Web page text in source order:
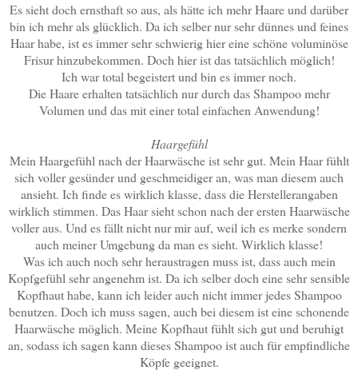
Es sieht doch ernsthaft so aus, als hätte ich mehr Haare und darüber
bin ich mehr als glücklich. Da ich selber nur sehr dünnes und feines
Haar habe, ist es immer sehr schwierig hier eine schöne voluminöse
Frisur hinzubekommen. Doch hier ist das tatsächlich möglich!
Ich war total begeistert und bin es immer noch.
Die Haare erhalten tatsächlich nur durch das Shampoo mehr
Volumen und das mit einer total einfachen Anwendung!
Haargefühl
Mein Haargefühl nach der Haarwäsche ist sehr gut. Mein Haar fühlt
sich voller gesünder und geschmeidiger an, was man diesem auch
ansieht. Ich finde es wirklich klasse, dass die Herstellerangaben
wirklich stimmen. Das Haar sieht schon nach der ersten Haarwäsche
voller aus. Und es fällt nicht nur mir auf, weil ich es merke sondern
auch meiner Umgebung da man es sieht. Wirklich klasse!
Was ich auch noch sehr heraustragen muss ist, dass auch mein
Kopfgefühl sehr angenehm ist. Da ich selber doch eine sehr sensible
Kopfhaut habe, kann ich leider auch nicht immer jedes Shampoo
benutzen. Doch ich muss sagen, auch bei diesem ist eine schonende
Haarwäsche möglich. Meine Kopfhaut fühlt sich gut und beruhigt
an, sodass ich sagen kann dieses Shampoo ist auch für empfindliche
Köpfe geeignet.